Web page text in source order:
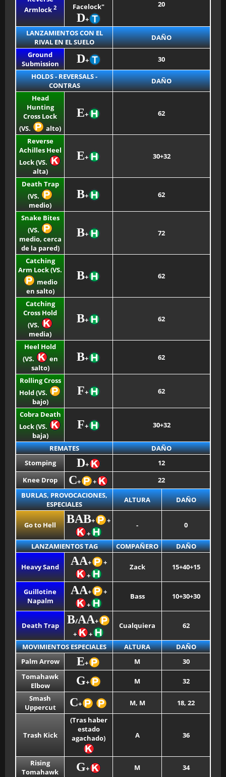
Armlock2
Facelock"
D+
20
LANZAMIENTOS CON EL
RIVAL EN EL SUELO
DAÑO
Ground
Submission
D+
30
HOLDS - REVERSALS -
CONTRAS
DAÑO
Head
Hunting
Cross Lock
(VS.
alto)
E+ 62
Reverse
Achilles Heel
Lock (VS.
alta)
E+ 30+32
Death Trap
(VS.
medio)
B+ 62
Snake Bites
(VS.
medio, cerca
de la pared)
B+ 72
Catching
Arm Lock (VS.
medio
en salto)
B+ 62
Catching
Cross Hold
(VS.
media)
B+ 62
Heel Hold
(VS.
en
salto)
B+ 62
Rolling Cross
Hold (VS.
bajo)
F+ 62
Cobra Death
Lock (VS.
baja)
F+ 30+32
REMATES
DAÑO
Stomping
D+
12
Knee Drop
C+ +
22
BURLAS, PROVOCACIONES,
ESPECIALES
ALTURA DAÑO
Go to Hell BAB+
+
+
- 0
LANZAMIENTOS TAG COMPAÑERO DAÑO
Heavy Sand AA+
+
+
Zack 15+40+15
Guillotine
Napalm
AA+
+
+
Bass 10+30+30
Death Trap B/AA+
+
+
Cualquiera 62
MOVIMIENTOS ESPECIALES ALTURA
DAÑO
Palm Arrow
E+ M
30
Tomahawk
Elbow
G+ M
32
Smash
Uppercut
C+ M, M 18, 22
Trash Kick
(Tras haber
estado
agachado)
A 36
Rising
Tomahawk
G+ M 34